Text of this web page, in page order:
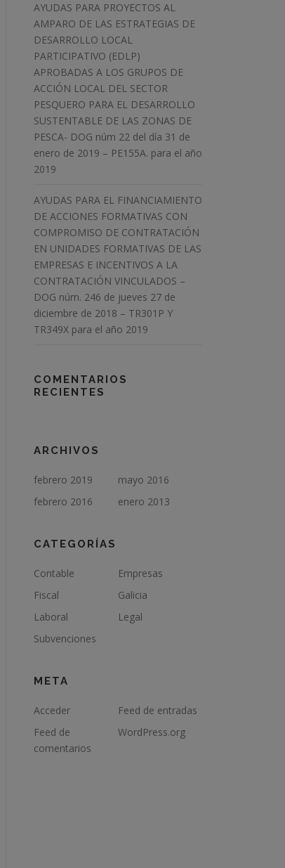
AYUDAS PARA PROYECTOS AL
AMPARO DE LAS ESTRATEGIAS DE
DESARROLLO LOCAL
PARTICIPATIVO (EDLP)
APROBADAS A LOS GRUPOS DE
ACCIÓN LOCAL DEL SECTOR
PESQUERO PARA EL DESARROLLO
SUSTENTABLE DE LAS ZONAS DE
PESCA- DOG núm 22 del día 31 de
enero de 2019 – PE155A. para el año
2019
AYUDAS PARA EL FINANCIAMIENTO
DE ACCIONES FORMATIVAS CON
COMPROMISO DE CONTRATACIÓN
EN UNIDADES FORMATIVAS DE LAS
EMPRESAS E INCENTIVOS A LA
CONTRATACIÓN VINCULADOS –
DOG núm. 246 de jueves 27 de
diciembre de 2018 – TR301P Y
TR349X para el año 2019
COMENTARIOS
RECIENTES
ARCHIVOS
febrero 2019
mayo 2016
febrero 2016
enero 2013
CATEGORÍAS
Contable
Empresas
Fiscal
Galicia
Laboral
Legal
Subvenciones
META
Acceder
Feed de entradas
Feed de
comentarios
WordPress.org